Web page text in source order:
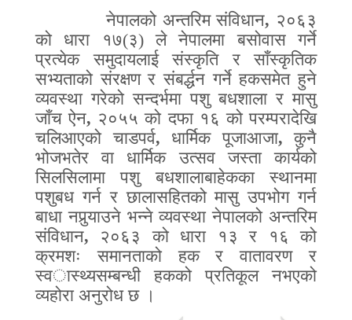
नेपालको अन्तरिम संविधान, २०६३
को धारा १७(३) ले नेपालमा बसोवास गर्ने
प्रत्येक समुदायलाई संस्कृति र साँस्कृतिक
सभ्यताको संरक्षण र संबर्द्धन गर्ने हकसमेत हुने
व्यवस्था गरेको सन्दर्भमा पशु बधशाला र मासु
जाँच ऐन, २०५५ को दफा १६ को परम्परादेखि
चलिआएको चाडपर्व, धार्मिक पूजाआजा,कुनै
भोजभतेर वा धार्मिक उत्सव जस्ता कार्यको
सिलसिलामा पशु बधशालाबाहेकका स्थानमा
पशुबध गर्न र छालासहितको मासु उपभोग गर्न
बाधा नपुर्‍याउने भन्ने व्यवस्था नेपालको अन्तरिम
संविधान, २०६३ को धारा १३ र १६ को
क्रमशः समानताको हक र वातावरण र
स्वास्थ्यसम्बन्धी हकको प्रतिकूल नभएको
व्यहोरा अनुरोध छ ।